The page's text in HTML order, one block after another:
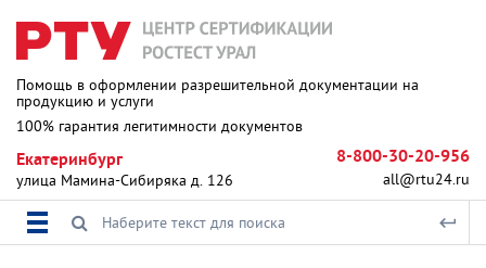
Помощь в оформлении разрешительной документации на
продукцию и услуги
100% гарантия легитимности документов
Екатеринбург
улица Мамина-Сибиряка д. 126
8-800-30-20-956
all@rtu24.ru